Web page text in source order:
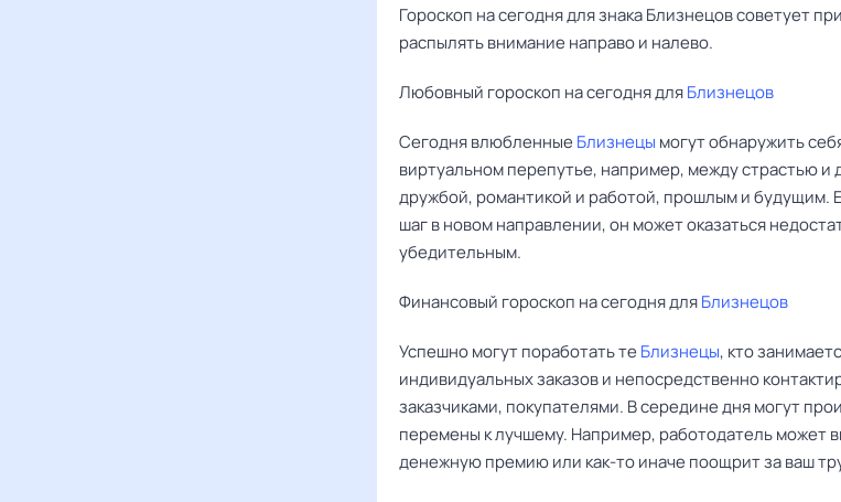
Гороскоп на сегодня для знака Близнецов советует
распылять внимание направо и налево.
Любовный гороскоп на сегодня дляБлизнецов
Сегодня влюбленные Близнецы могут обнаружить
виртуальном перепутье, например, между страстью
дружбой, романтикой и работой, прошлым и будущим.
шаг в новом направлении, он может оказаться
убедительным.
Финансовый гороскоп на сегодня дляБлизнецов
Успешно могут поработать те Близнецы, кто
индивидуальных заказов и непосредственно
заказчиками, покупателями. В середине дня могут
перемены к лучшему. Например, работодатель может
денежную премию или как-то иначе поощрит за ваш